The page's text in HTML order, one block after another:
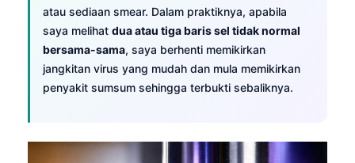
atau sediaan smear. Dalam praktiknya, apabila
saya melihat dua atau tiga baris sel tidak normal
bersama-sama, saya berhenti memikirkan
jangkitan virus yang mudah dan mula memikirkan
penyakit sumsum sehingga terbukti sebaliknya.